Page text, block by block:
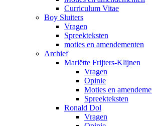
Curriculum Vitae
Boy Sluiters
Vragen
Spreekteksten
moties en amendementen
Archief
Mariëtte Frijters-Klijnen
Vragen
Opinie
Moties en
Spreekteksten
Ronald Dol
Vragen